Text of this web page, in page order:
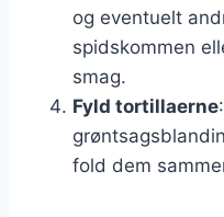
og eventuelt
spidskommen
smag.
Fyld tortillaerne
fold dem